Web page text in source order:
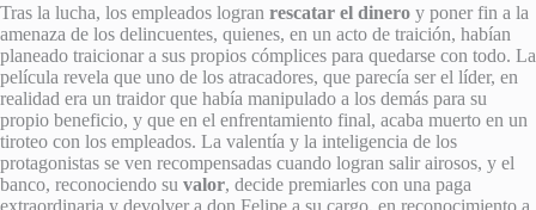
Tras la lucha, los empleados logran rescatar el dinero y poner fin a la
amenaza de los delincuentes, quienes, en un acto de traición, habían
planeado traicionar a sus propios cómplices para quedarse con todo. La
película revela que uno de los atracadores, que parecía ser el líder, en
realidad era un traidor que había manipulado a los demás para su
propio beneficio, y que en el enfrentamiento final, acaba muerto en un
tiroteo con los empleados. La valentía y la inteligencia de los
protagonistas se ven recompensadas cuando logran salir airosos, y el
banco, reconociendo su valor, decide premiarles con una paga
extraordinaria y devolver a don Felipe a su cargo, en reconocimiento a